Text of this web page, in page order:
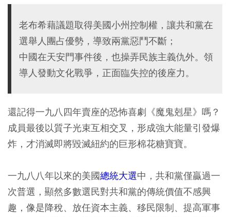
老布希藉議題取得美國小州控制權，讓共和黨在
選舉人團占優勢，導致兩黨惡鬥不斷；
中國在天安門事件後，也操弄民族主義仇外。領
導人發動文化戰爭，正面臨失控的後座力。
還記得一九八四年賣座的恐怖喜劇《魔鬼剋星》嗎？
成員最後以質子光束互相交叉，形成強大能量引發爆
炸，才消滅即將毀滅紐約的巨形棉花糖寶寶。
一九八八年以來的美國總統大選中，共和黨僅贏過一
次普選，顯然多數選民對共和黨的傳統價值不感興
趣，像是降稅、放任資本主義、移民限制、提高軍事